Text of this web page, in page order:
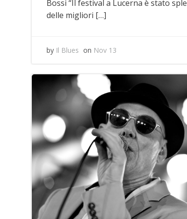
Bossi “Il festival a Lucerna è stato
delle migliori […]
by Il Blues on Nov 13